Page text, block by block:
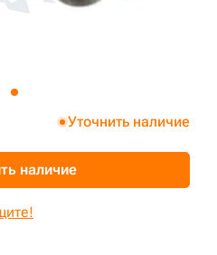
Уточнить наличие
наличие